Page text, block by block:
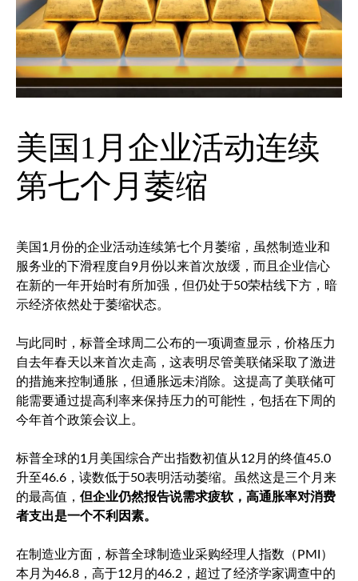
美国1月企业活动连续
第七个月萎缩
美国1月份的企业活动连续第七个月萎缩，虽然制造业和
服务业的下滑程度自9月份以来首次放缓，而且企业信心
在新的一年开始时有所加强，但仍处于50荣枯线下方，暗
示经济依然处于萎缩状态。
与此同时，标普全球周二公布的一项调查显示，价格压力
自去年春天以来首次走高，这表明尽管美联储采取了激进
的措施来控制通胀，但通胀远未消除。这提高了美联储可
能需要通过提高利率来保持压力的可能性，包括在下周的
今年首个政策会议上。
标普全球的1月美国综合产出指数初值从12月的终值45.0
升至46.6，读数低于50表明活动萎缩。虽然这是三个月来
的最高值， 但企业仍然报告说需求疲软，高通胀率对消费
者支出是一个不利因素。
在制造业方面，标普全球制造业采购经理人指数（PMI）
本月为46.8，高于12月的46.2，超过了经济学家调查中的